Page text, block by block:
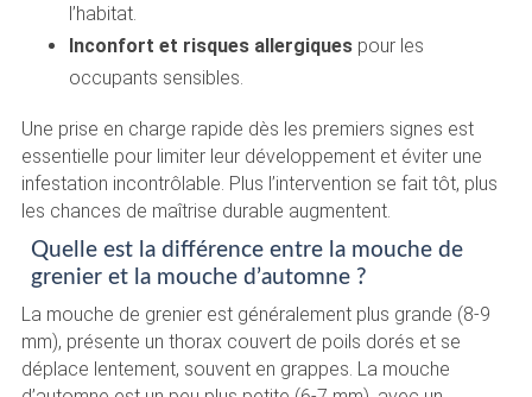
l’habitat.
Inconfort et risques allergiquespour les
occupants sensibles.
Une prise en charge rapide dès les premiers signes est
essentielle pour limiter leur développement et éviter une
infestation incontrôlable. Plus l’intervention se fait tôt, plus
les chances de maîtrise durable augmentent.
Quelle est la différence entre la mouche de
grenier et la mouche d’automne ?
La mouche de grenier est généralement plus grande (8-9
mm), présente un thorax couvert de poils dorés et se
déplace lentement, souvent en grappes. La mouche